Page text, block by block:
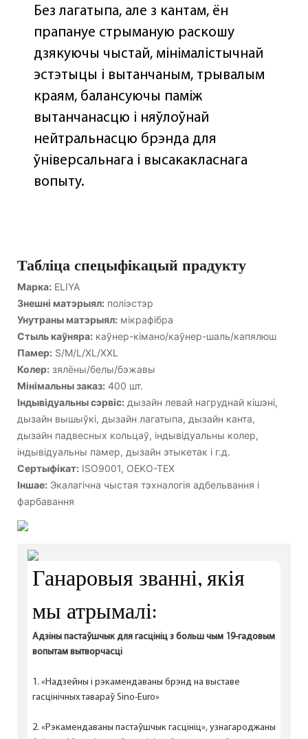
Без лагатыпа, але з кантам, ён
прапануе стрыманую раскошу
дзякуючы чыстай, мінімалістычнай
эстэтыцы і вытанчаным, трывалым
краям, балансуючы паміж
вытанчанасцю і няўлоўнай
нейтральнасцю брэнда для
ўніверсальнага і высакакласнага
вопыту.
Табліца спецыфікацый прадукту
Марка: ELIYA
Знешні матэрыял: поліэстэр
Унутраны матэрыял: мікрафібра
Стыль каўняра: каўнер-кімано/каўнер-шаль/капялюш
Памер: S/M/L/XL/XXL
Колер: зялёны/белы/бэжавы
Мінімальны заказ: 400 шт.
Індывідуальны сэрвіс: дызайн левай нагруднай кішэні,
дызайн вышыўкі, дызайн лагатыпа, дызайн канта,
дызайн падвесных кольцаў, індывідуальны колер,
індывідуальны памер, дызайн этыкетак і г.д.
Сертыфікат: ISO9001, OEKO-TEX
Іншае: Экалагічна чыстая тэхналогія адбельвання і
фарбавання
Ганаровыя званні, якія
мы атрымалі:
Адзіны пастаўшчык для гасцініц з больш чым 19-гадовым
вопытам вытворчасці
1. «Надзейны і рэкамендаваны брэнд на выставе
гасцінічных тавараў Sino-Euro»
2. «Рэкамендаваны пастаўшчык гасцініц», узнагароджаны